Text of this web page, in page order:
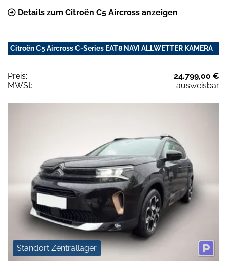
Details zum Citroën C5 Aircross anzeigen
Citroën C5 Aircross C-Series EAT8 NAVI ALLWETTER KAMERA
Preis:
24.799,00 €
MWSt:
ausweisbar
Standort Zentrallager